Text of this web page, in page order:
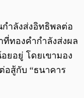
กำลังส่งอิทธิพลต่อ
ทองคำกำลังส่งผล
ยอยู่ โดยเขามอง
อสู้กับ “ธนาคาร